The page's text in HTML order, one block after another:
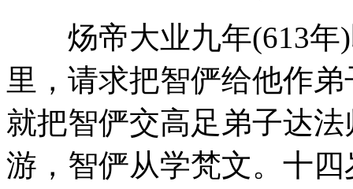
炀帝大业九年(613年)
里，请求把智俨给他作
就把智俨交高足弟子达
游，智俨从学梵文。十